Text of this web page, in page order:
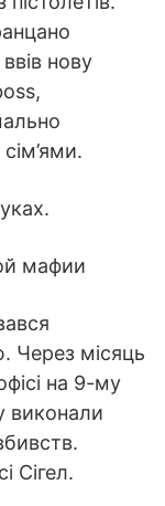
нову
Через місяць
на 9-му
виконали
Сігел.